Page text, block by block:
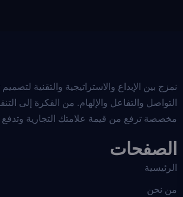
نمزج بين الإبداع والاستراتيجية والتقنية
التواصل والتفاعل والإلهام. من الفكرة إلى
مخصصة ترفع من قيمة علامتك التجارية وتدفع
الصفحات
الرئيسية
من نحن